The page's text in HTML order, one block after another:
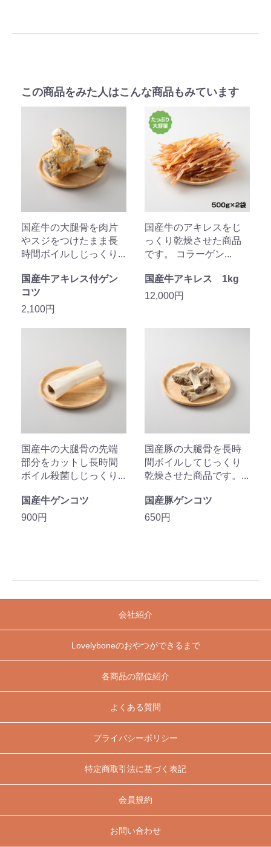
この商品をみた人はこんな商品もみています
国産牛の大腿骨を肉片
やスジをつけたまま長
時間ボイルしじっくり...
国産牛アキレス付ゲン
コツ
2,100円
国産牛のアキレスをじ
っくり乾燥させた商品
です。 コラーゲン...
国産牛アキレス 1kg
12,000円
国産牛の大腿骨の先端
部分をカットし長時間
ボイル殺菌しじっくり...
国産牛ゲンコツ
900円
国産豚の大腿骨を長時
間ボイルしてじっくり
乾燥させた商品です。...
国産豚ゲンコツ
650円
会社紹介
Lovelyboneのおやつができるまで
各商品の部位紹介
よくある質問
プライバシーポリシー
特定商取引法に基づく表記
会員規約
お問い合わせ